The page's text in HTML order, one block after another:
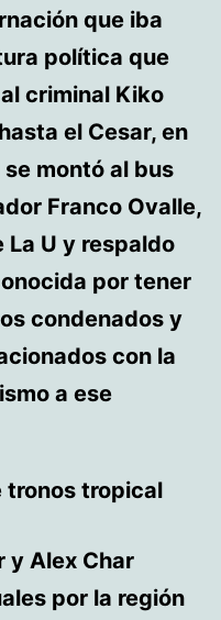
que iba
política que
criminal Kiko
el Cesar, en
montó al bus
Franco Ovalle,
U y respaldo
por tener
condenados y
con la
a ese
tronos tropical
y Alex Char
por la región